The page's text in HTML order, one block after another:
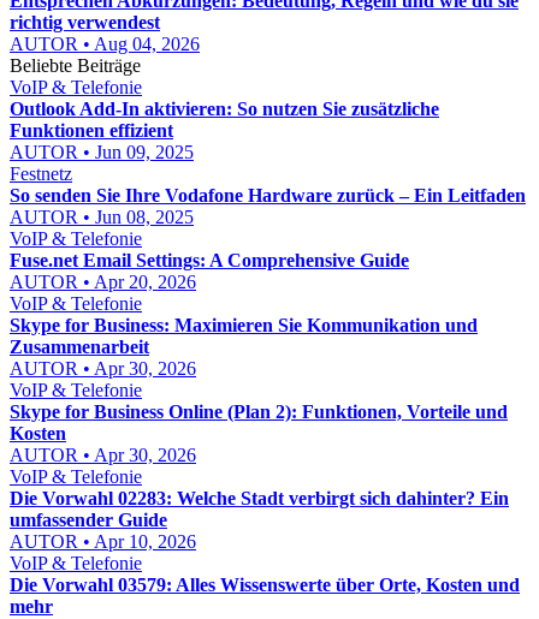
richtig verwendest
AUTOR • Aug 04, 2026
Beliebte Beiträge
VoIP & Telefonie
Outlook Add-In aktivieren: So nutzen Sie zusätzliche
Funktionen effizient
AUTOR • Jun 09, 2025
Festnetz
So senden Sie Ihre Vodafone Hardware zurück – Ein Leitfaden
AUTOR • Jun 08, 2025
VoIP & Telefonie
Fuse.net Email Settings: A Comprehensive Guide
AUTOR • Apr 20, 2026
VoIP & Telefonie
Skype for Business: Maximieren Sie Kommunikation und
Zusammenarbeit
AUTOR • Apr 30, 2026
VoIP & Telefonie
Skype for Business Online (Plan 2): Funktionen, Vorteile und
Kosten
AUTOR • Apr 30, 2026
VoIP & Telefonie
Die Vorwahl 02283: Welche Stadt verbirgt sich dahinter? Ein
umfassender Guide
AUTOR • Apr 10, 2026
VoIP & Telefonie
Die Vorwahl 03579: Alles Wissenswerte über Orte, Kosten und
mehr